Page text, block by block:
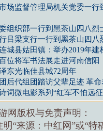
场监督管理局机关党委一
组织部一行到黑茶山四八
吕梁支行一行到黑茶山四
城县姑田镇：举办2019年
位将军书法展走进河南信阳
东光临佳县城72周年
后代组团踏访父辈足迹 革
词微电影系列“红军不怕远
网版权与免责声明：
明“来源：中红网”或“特